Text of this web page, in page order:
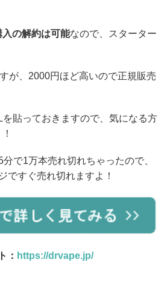
の解約は可能なので、スターター
が、2000円ほど高いので正規販売
貼っておきますので、気になる方
で1万本売れ切れちゃったので、
ですぐ売れ切れますよ！
： https://drvape.jp/